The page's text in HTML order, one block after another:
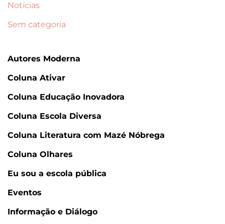
Notícias
Sem categoria
Autores Moderna
Coluna Ativar
Coluna Educação Inovadora
Coluna Escola Diversa
Coluna Literatura com Mazé Nóbrega
Coluna Olhares
Eu sou a escola pública
Eventos
Informação e Diálogo